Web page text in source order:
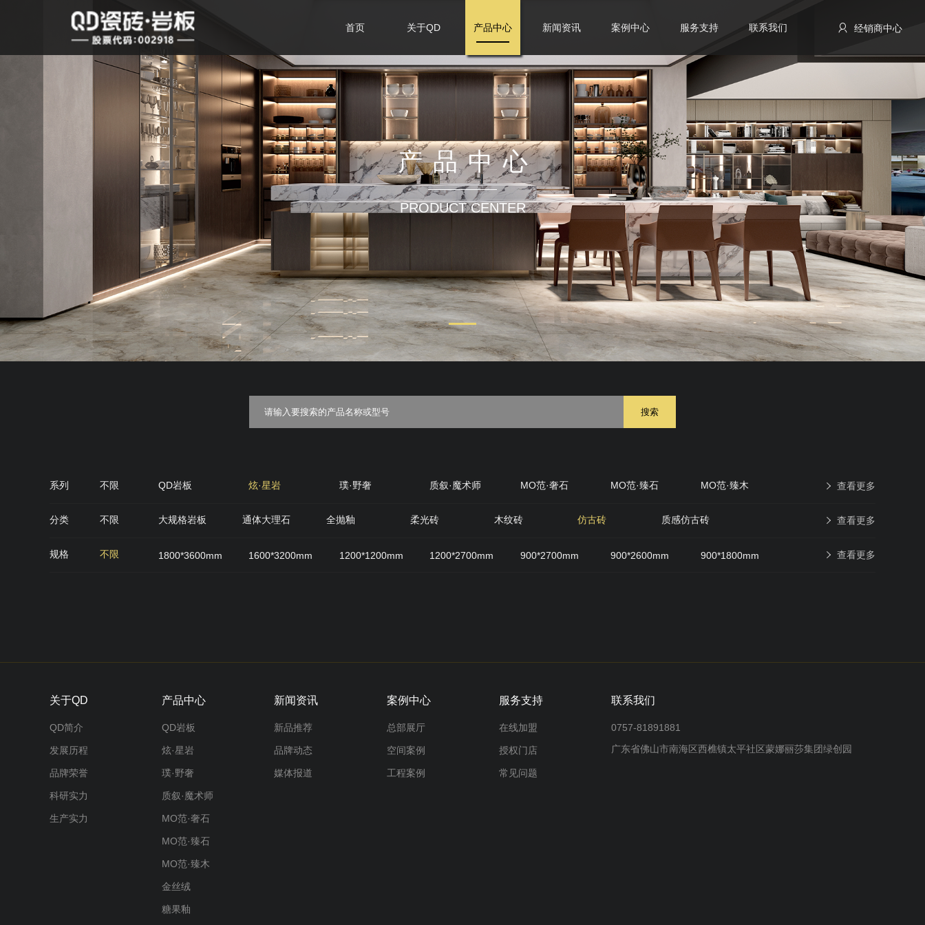
首页 关于QD 产品中心 新闻资讯 案例中心 服务支持 联系我们 经销商中心
产品中心
PRODUCT CENTER
搜索
系列 不限 QD岩板 炫·星岩 璞·野奢 质叙·魔术师 MO范·奢石 MO范·臻石 MO范·臻木 查看更多
分类 不限 大规格岩板 通体大理石 全抛釉 柔光砖 木纹砖 仿古砖 质感仿古砖 查看更多
规格 不限 1800*3600mm 1600*3200mm 1200*1200mm 1200*2700mm 900*2700mm 900*2600mm
900*1800mm
查看更多
关于QD
QD简介
发展历程
品牌荣誉
科研实力
生产实力
产品中心
QD岩板
炫·星岩
璞·野奢
质叙·魔术师
MO范·奢石
MO范·臻石
MO范·臻木
金丝绒
糖果釉
新闻资讯
新品推荐
品牌动态
媒体报道
案例中心
总部展厅
空间案例
工程案例
服务支持
在线加盟
授权门店
常见问题
联系我们
0757-81891881
广东省佛山市南海区西樵镇太平社区蒙娜丽莎集团绿创园